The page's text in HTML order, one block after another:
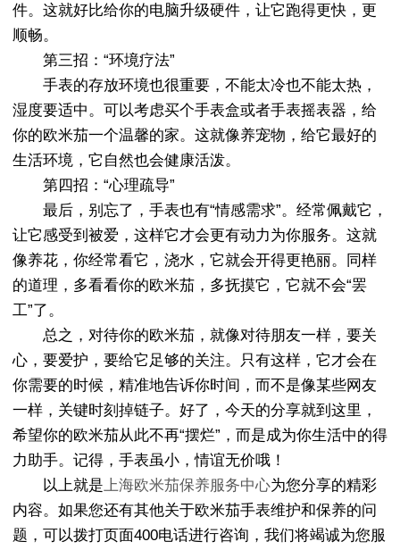
件。这就好比给你的电脑升级硬件，让它跑得更快，更
顺畅。
第三招：“环境疗法”
手表的存放环境也很重要，不能太冷也不能太热，
湿度要适中。可以考虑买个手表盒或者手表摇表器，给
你的欧米茄一个温馨的家。这就像养宠物，给它最好的
生活环境，它自然也会健康活泼。
第四招：“心理疏导”
最后，别忘了，手表也有“情感需求”。经常佩戴它，
让它感受到被爱，这样它才会更有动力为你服务。这就
像养花，你经常看它，浇水，它就会开得更艳丽。同样
的道理，多看看你的欧米茄，多抚摸它，它就不会“罢
工”了。
总之，对待你的欧米茄，就像对待朋友一样，要关
心，要爱护，要给它足够的关注。只有这样，它才会在
你需要的时候，精准地告诉你时间，而不是像某些网友
一样，关键时刻掉链子。好了，今天的分享就到这里，
希望你的欧米茄从此不再“摆烂”，而是成为你生活中的得
力助手。记得，手表虽小，情谊无价哦！
以上就是 上海欧米茄保养服务中心为您分享的精彩
内容。如果您还有其他关于欧米茄手表维护和保养的问
题，可以拨打页面400电话进行咨询，我们将竭诚为您服